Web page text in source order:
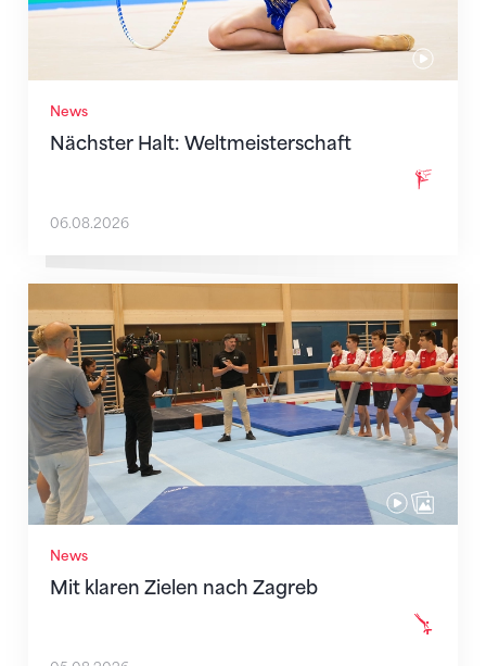
News
Nächster Halt: Weltmeisterschaft
06.08.2026
News
Mit klaren Zielen nach Zagreb
Mit klaren Zielen nach Zagreb